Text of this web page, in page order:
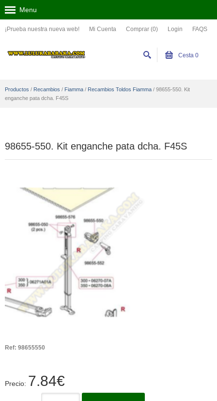
¡Prueba nuestra nueva web! Mi Cuenta Comprar (0) Login FAQS
Menu
Cesta 0
Productos / Recambios / Fiamma / Recambios Toldos Fiamma / 98655-550. Kit
enganche pata dcha. F45S
98655-550. Kit enganche pata dcha. F45S
Ref: 98655550
Precio: 7.84€